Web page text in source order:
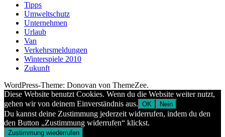
Tipps
Umweltschutz
Unternehmen
Urlaub
Van
Verkehrsmeldungen
Winterspiele 2010
Zukunft
WordPress-Theme: Donovan von ThemeZee.
Diese Website benutzt Cookies. Wenn du die Website weiter nutzt,
gehen wir von deinem Einverständnis aus. OK Nein
Du kannst deine Zustimmung jederzeit widerrufen, indem du den
den Button „Zustimmung widerrufen“ klickst.
Zustimmung wiederrufen